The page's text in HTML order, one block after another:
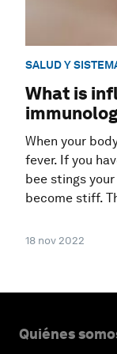
SALUD Y
What is
When your
fever. If you
bee stings
become stiff.
18 nov 2022
Quiénes